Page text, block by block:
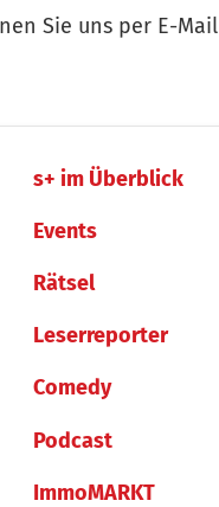
Sie uns per E-Mail
s+ im Überblick
Events
Rätsel
Leserreporter
Comedy
Podcast
ImmoMARKT